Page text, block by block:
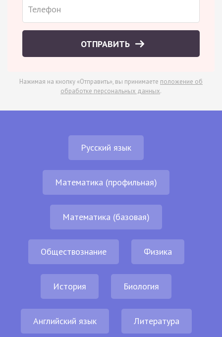
ОТПРАВИТЬ
Нажимая на кнопку «Отправить», вы принимаете положение об
обработке персональных данных.
Русский язык
Математика (профильная)
Математика (базовая)
Обществознание Физика
История Биология
Английский язык Литература